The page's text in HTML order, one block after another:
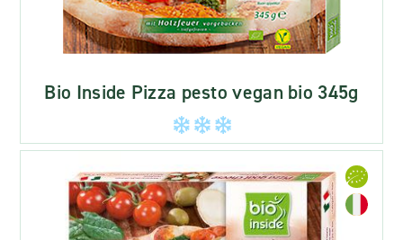
Bio Inside Pizza pesto vegan bio 345g